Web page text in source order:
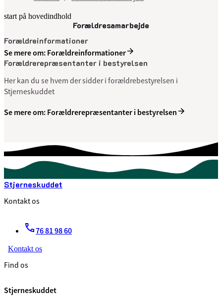
start på hovedindhold
Forældresamarbejdesenest opdateret 11. juli 2025
Forældreinformationer
Se mere om: Forældreinformationer
Forældrerepræsentanter i bestyrelsen
Her kan du se hvem der sidder i forældrebestyrelsen i
Stjerneskuddet
Se mere om: Forældrerepræsentanter i bestyrelsen
Stjerneskuddet
Kontakt os
76 81 98 60
Kontakt os
Find os
Stjerneskuddet